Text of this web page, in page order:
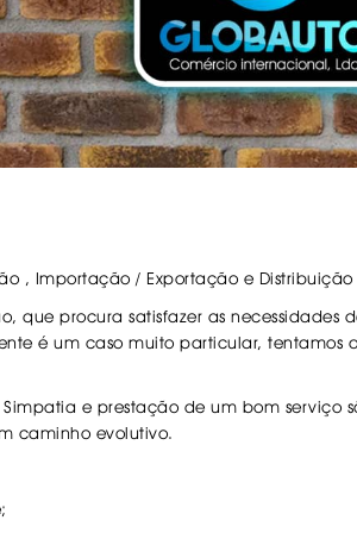
CARROS
ALCATIFA
. PLACAS RETRORREFLECTORAS
, Importação / Exportação e Distribuição
que procura satisfazer as necessidades
é um caso muito particular,
e prestação de um bom serviço
caminho evolutivo.